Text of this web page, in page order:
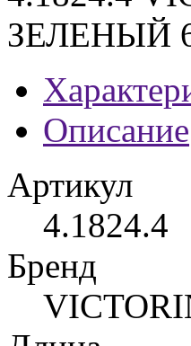
ЗЕЛЕНЫЙ
Описание
Артикул
4.1824.4
Бренд